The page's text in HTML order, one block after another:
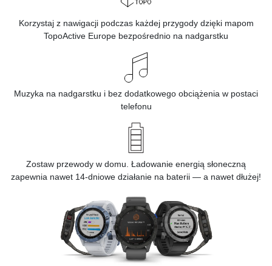
Korzystaj z nawigacji podczas każdej przygody dzięki mapom
TopoActive Europe bezpośrednio na nadgarstku
Muzyka na nadgarstku i bez dodatkowego obciążenia w postaci
telefonu
Zostaw przewody w domu. Ładowanie energią słoneczną
zapewnia nawet 14-dniowe działanie na baterii — a nawet dłużej!